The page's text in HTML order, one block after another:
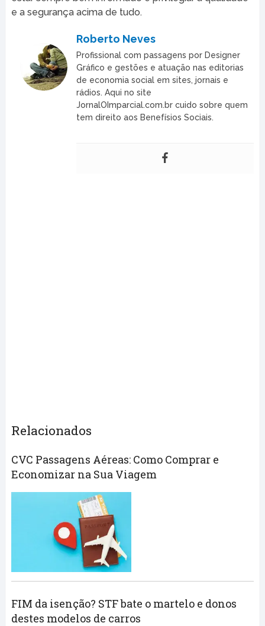
e a segurança acima de tudo.
Roberto Neves
Profissional com passagens por Designer
Gráfico e gestões e atuação nas editorias
de economia social em sites, jornais e
rádios. Aqui no site
JornalOImparcial.com.br cuido sobre quem
tem direito aos Benefísios Sociais.
Relacionados
CVC Passagens Aéreas: Como Comprar e
Economizar na Sua Viagem
FIM da isenção? STF bate o martelo e donos
destes modelos de carros